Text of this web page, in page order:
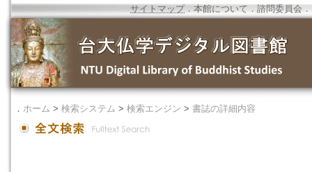
サイトマップ．本館について ． 諮問委員会 ．
． ホーム > 検索システム > 検索エンジン > 書誌の詳細内容